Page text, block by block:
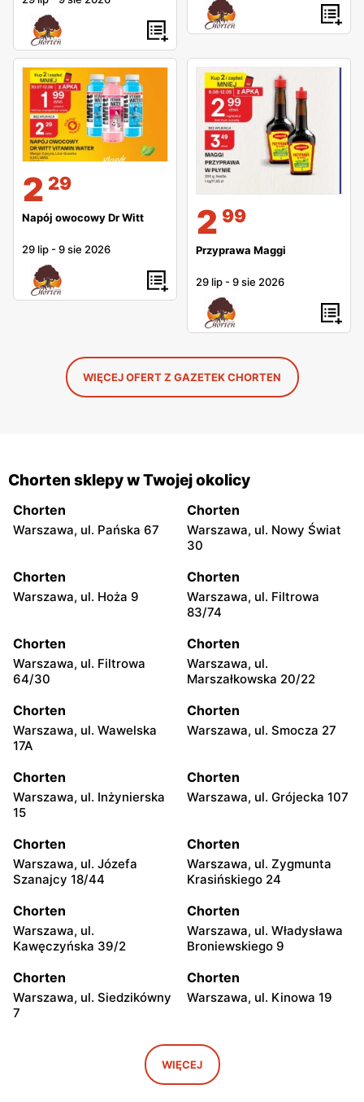
2 29
Napój owocowy Dr Witt
29 lip -9 sie 2026
2 99
Przyprawa Maggi
29 lip -9 sie 2026
WIĘCEJ OFERT Z GAZETEK CHORTEN
Chorten sklepy w Twojej okolicy
Chorten
Warszawa, ul. Pańska 67
Chorten
Warszawa, ul. Nowy Świat
30
Chorten
Warszawa, ul. Hoża 9
Chorten
Warszawa, ul. Filtrowa
83/74
Chorten
Warszawa, ul. Filtrowa
64/30
Chorten
Warszawa, ul.
Marszałkowska 20/22
Chorten
Warszawa, ul. Wawelska
17A
Chorten
Warszawa, ul. Smocza 27
Chorten
Warszawa, ul. Inżynierska
15
Chorten
Warszawa, ul. Grójecka 107
Chorten
Warszawa, ul. Józefa
Szanajcy 18/44
Chorten
Warszawa, ul. Zygmunta
Krasińskiego 24
Chorten
Warszawa, ul.
Kawęczyńska 39/2
Chorten
Warszawa, ul. Władysława
Broniewskiego 9
Chorten
Warszawa, ul. Siedzikówny
7
Chorten
Warszawa, ul. Kinowa 19
Chorten
Warszawa al. Stanów
Zjednoczonych 32/U1
WIĘCEJ